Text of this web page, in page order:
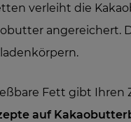
verleiht die
angereichert.
Fett gibt
auf